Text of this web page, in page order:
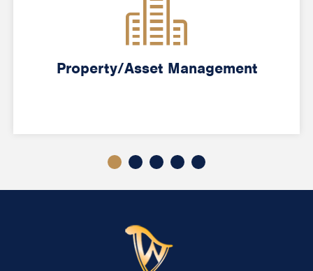
Property/Asset Management